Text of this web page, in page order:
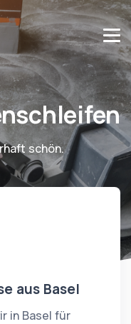
schön.
aus Basel
in Basel für